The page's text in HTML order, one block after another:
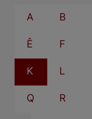
A B
Ê F
K L
Q R